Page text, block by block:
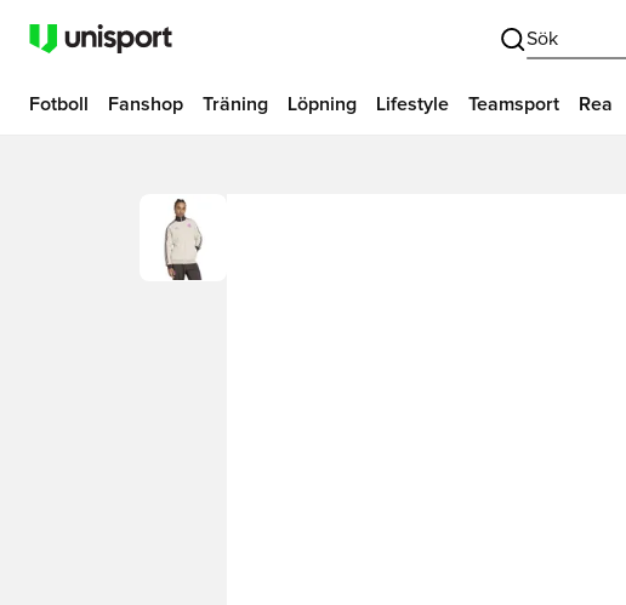
Sök
Fotboll Fanshop Träning Löpning Lifestyle Teamsport Rea